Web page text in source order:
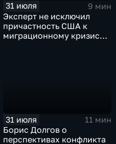
31 июля
9 мин
Эксперт не исключил
причастность США к
миграционному кризису в
31 июля
11 мин
Борис Долгов о
перспективах конфликта